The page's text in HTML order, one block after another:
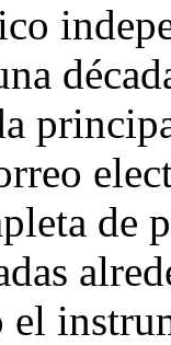
de
el